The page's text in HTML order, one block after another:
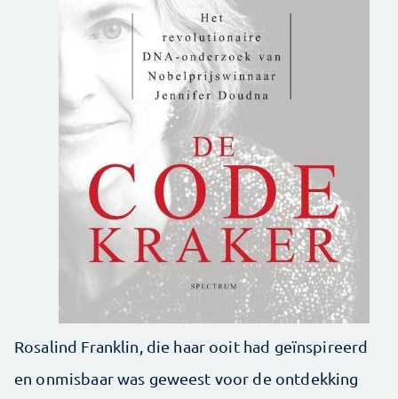
Rosalind Franklin, die haar ooit had geïnspireerd
en onmisbaar was geweest voor de ontdekking